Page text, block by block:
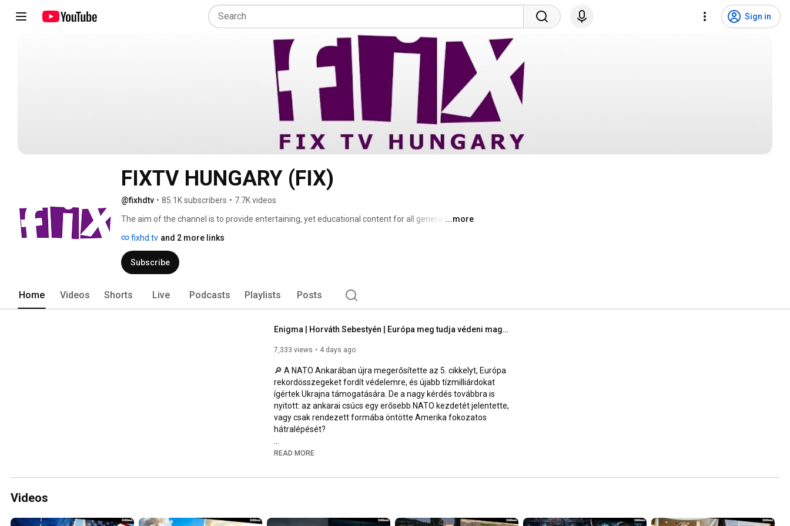
Sign in
FIXTV HUNGARY (FIX)
@fixhdtv • 85.1K subscribers • 7.7K videos
The aim of the channel is to provide entertaining, yet educational content for all generations.
...more
fixhd.tv and 2 more links
Subscribe
Home Videos Shorts Live Podcasts Playlists Posts
Enigma | Horváth Sebestyén | Európa meg tudja védeni magát Amerika nélkül?
7,333 views 4 days ago
🔎 A NATO Ankarában újra megerősítette az 5. cikkelyt, Európa
rekordösszegeket fordít védelemre, és újabb tízmilliárdokat
ígértek Ukrajna támogatására. De a nagy kérdés továbbra is
nyitott: az ankarai csúcs egy erősebb NATO kezdetét jelentette,
vagy csak rendezett formába öntötte Amerika fokozatos
hátralépését?
🎙️ Mai vendégem Horváth Sebestyén közgazdász, aki
működését. Vele beszélgetünk az ankarai NATO-csúcsról,
READ MORE
Videos